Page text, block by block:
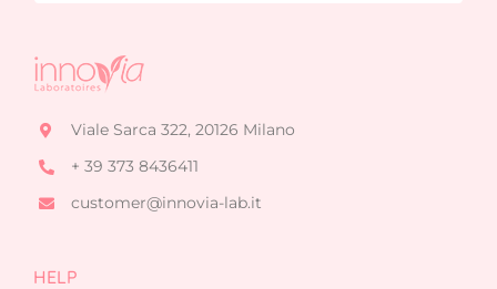
Viale Sarca 322, 20126 Milano
+ 39 373 8436411
customer@innovia-lab.it
HELP